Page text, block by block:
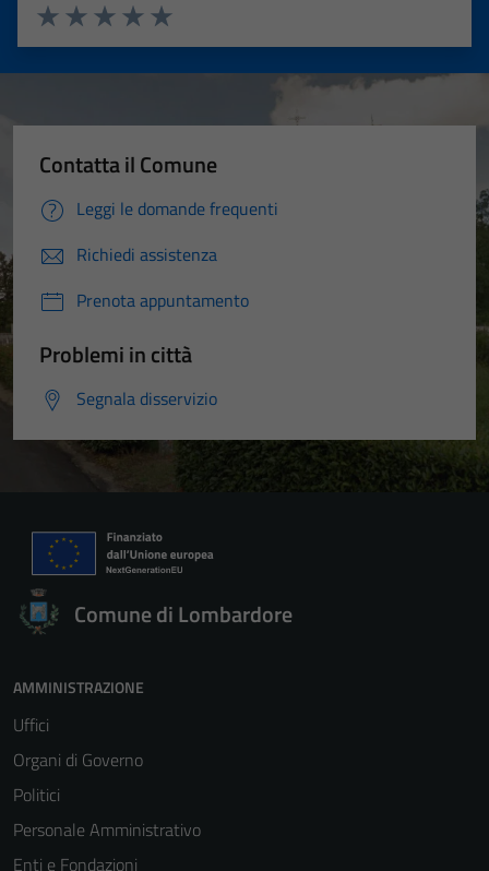
Valuta 5 stelle su 5
Valuta 4 stelle su 5
Valuta 3 stelle su 5
Valuta 2 stelle su 5
Valuta 1 stelle su 5
Contatta il Comune
Leggi le domande frequenti
Richiedi assistenza
Prenota appuntamento
Problemi in città
Segnala disservizio
Comune di Lombardore
AMMINISTRAZIONE
Uffici
Organi di Governo
Politici
Personale Amministrativo
Enti e Fondazioni